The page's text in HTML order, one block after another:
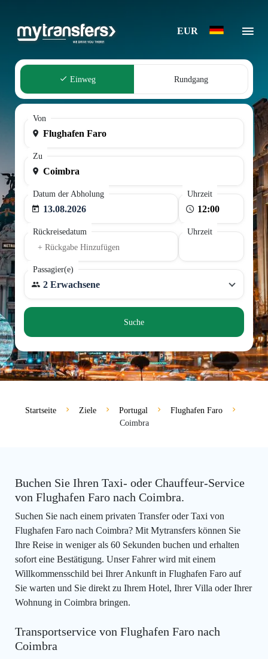
EUR
Einweg Rundgang
Von
Zu
Datum der Abholung
13.08.2026
Uhrzeit
Rückreisedatum
+ Rückgabe Hinzufügen
Uhrzeit
Passagier(e)
2 Erwachsene
Suche
Startseite Ziele Portugal
Flughafen Faro
Coimbra
Buchen Sie Ihren Taxi- oder Chauffeur-Service
von Flughafen Faro nach Coimbra.
Suchen Sie nach einem privaten Transfer oder Taxi von
Flughafen Faro nach Coimbra? Mit Mytransfers können Sie
Ihre Reise in weniger als 60 Sekunden buchen und erhalten
sofort eine Bestätigung. Unser Fahrer wird mit einem
Willkommensschild bei Ihrer Ankunft in Flughafen Faro auf
Sie warten und Sie direkt zu Ihrem Hotel, Ihrer Villa oder Ihrer
Wohnung in Coimbra bringen.
Transportservice von Flughafen Faro nach
Coimbra